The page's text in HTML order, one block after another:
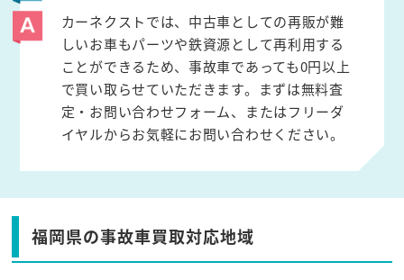
カーネクストでは、中古車としての再販が難
しいお車もパーツや鉄資源として再利用する
ことができるため、事故車であっても0円以上
で買い取らせていただきます。まずは無料査
定・お問い合わせフォーム、またはフリーダ
イヤルからお気軽にお問い合わせください。
福岡県の事故車買取対応地域